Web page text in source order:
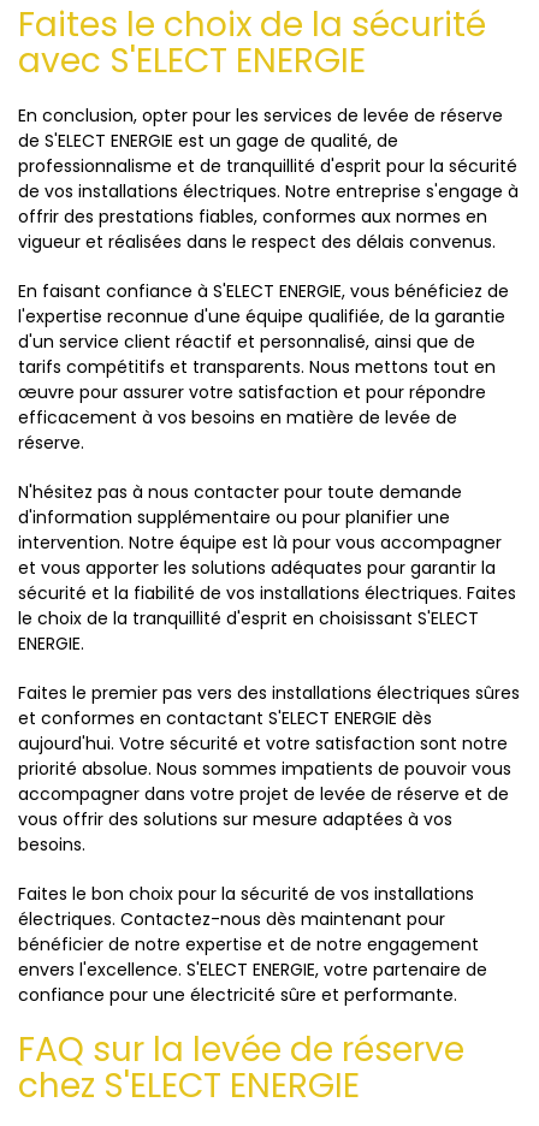
Faites le choix de la sécurité
avec S'ELECT ENERGIE
En conclusion, opter pour les services de levée de réserve
de S'ELECT ENERGIE est un gage de qualité, de
professionnalisme et de tranquillité d'esprit pour la sécurité
de vos installations électriques. Notre entreprise s'engage à
offrir des prestations fiables, conformes aux normes en
vigueur et réalisées dans le respect des délais convenus.
En faisant confiance à S'ELECT ENERGIE, vous bénéficiez de
l'expertise reconnue d'une équipe qualifiée, de la garantie
d'un service client réactif et personnalisé, ainsi que de
tarifs compétitifs et transparents. Nous mettons tout en
œuvre pour assurer votre satisfaction et pour répondre
efficacement à vos besoins en matière de levée de
réserve.
N'hésitez pas à nous contacter pour toute demande
d'information supplémentaire ou pour planifier une
intervention. Notre équipe est là pour vous accompagner
et vous apporter les solutions adéquates pour garantir la
sécurité et la fiabilité de vos installations électriques. Faites
le choix de la tranquillité d'esprit en choisissant S'ELECT
ENERGIE.
Faites le premier pas vers des installations électriques sûres
et conformes en contactant S'ELECT ENERGIE dès
aujourd'hui. Votre sécurité et votre satisfaction sont notre
priorité absolue. Nous sommes impatients de pouvoir vous
accompagner dans votre projet de levée de réserve et de
vous offrir des solutions sur mesure adaptées à vos
besoins.
Faites le bon choix pour la sécurité de vos installations
électriques. Contactez-nous dès maintenant pour
bénéficier de notre expertise et de notre engagement
envers l'excellence. S'ELECT ENERGIE, votre partenaire de
confiance pour une électricité sûre et performante.
FAQ sur la levée de réserve
chez S'ELECT ENERGIE